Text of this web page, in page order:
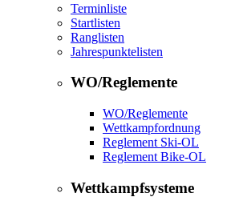
Terminliste
Startlisten
Ranglisten
Jahrespunktelisten
WO/Reglemente
WO/Reglemente
Wettkampfordnung
Reglement Ski-OL
Reglement Bike-OL
Wettkampfsysteme